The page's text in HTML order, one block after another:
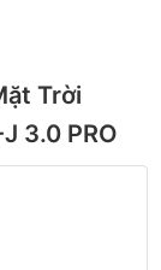
Trời
3.0 PRO